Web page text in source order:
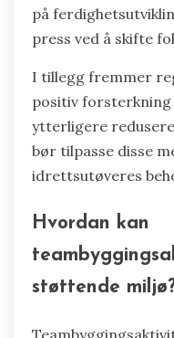
på
press ved å skifte
I tillegg fremmer
positiv
ytterligere
bør tilpasse disse
idrettsutøveres
Hvordan kan
støttende